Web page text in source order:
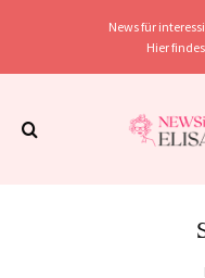
News für
Hier